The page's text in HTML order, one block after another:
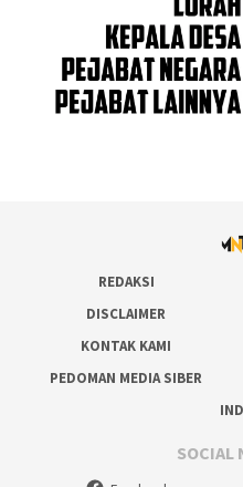
REDAKSI
DISCLAIMER
KONTAK KAMI
PEDOMAN MEDIA SIBER
SOCIAL